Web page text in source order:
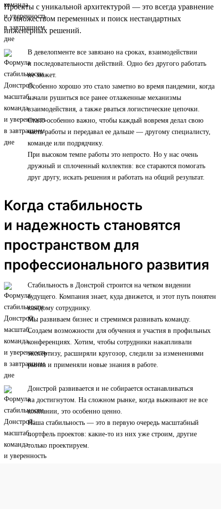
Проекты с уникальной архитектурой — это всегда уравнение
со множеством переменных и поиск нестандартных
инженерных решений.
В девелопменте все завязано на сроках, взаимодействии
и последовательности действий. Одно без другого работать
не может.
Особенно хорошо это стало заметно во время пандемии, когда
начали рушиться все ранее отлаженные механизмы
взаимодействия, а также рваться логистические цепочки.
Стало особенно важно, чтобы каждый вовремя делал свою
часть работы и передавал ее дальше — другому специалисту,
команде или подрядчику.
При высоком темпе работы это непросто. Но у нас очень
дружный и сплоченный коллектив: все стараются помогать
друг другу, искать решения и работать на общий результат.
Когда стабильность
и надежность становятся
пространством для
профессионального развития
Стабильность в Донстрой строится на четком видении
будущего. Компания знает, куда движется, и этот путь понятен
каждому сотруднику.
Мы развиваем бизнес и стремимся развивать команду.
Создаем возможности для обучения и участия в профильных
конференциях. Хотим, чтобы сотрудники накапливали
экспертизу, расширяли кругозор, следили за изменениями
рынка и применяли новые знания в работе.
Донстрой развивается и не собирается останавливаться
на достигнутом. На сложном рынке, когда выживают не все
компании, это особенно ценно.
Наша стабильность — это в первую очередь масштабный
портфель проектов: какие-то из них уже строим, другие
только проектируем.